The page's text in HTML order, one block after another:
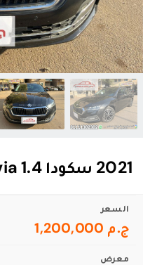
2021 سكودا Octavia 1.4
السعر
ج.م 1,200,000
معرض